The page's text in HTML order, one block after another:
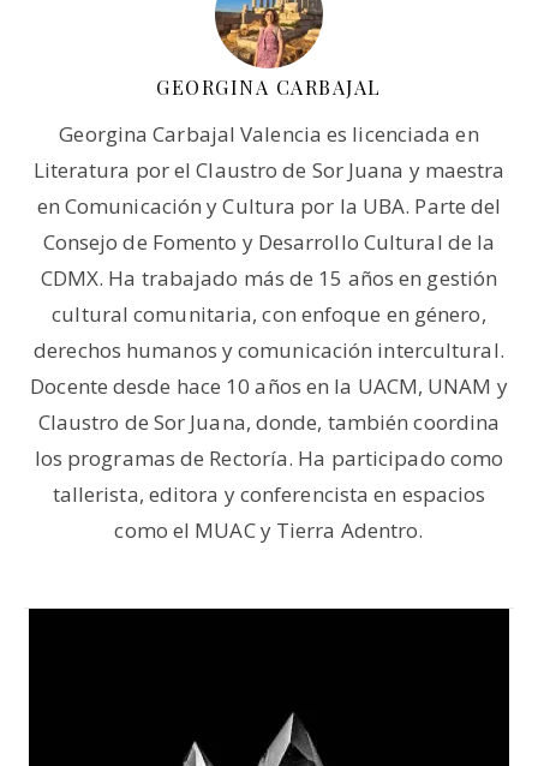
GEORGINA CARBAJAL
Georgina Carbajal Valencia es licenciada en
Literatura por el Claustro de Sor Juana y maestra
en Comunicación y Cultura por la UBA. Parte del
Consejo de Fomento y Desarrollo Cultural de la
CDMX. Ha trabajado más de 15 años en gestión
cultural comunitaria, con enfoque en género,
derechos humanos y comunicación intercultural.
Docente desde hace 10 años en la UACM, UNAM y
Claustro de Sor Juana, donde, también coordina
los programas de Rectoría. Ha participado como
tallerista, editora y conferencista en espacios
como el MUAC y Tierra Adentro.